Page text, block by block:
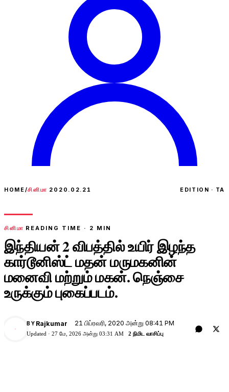
HOME/சினிமா 2020.02.21 EDITION · TA
சினிமா READING TIME · 2 MIN
இந்தியன் 2 விபத்தில் உயிர் இழந்த
கார்டூனிஸ்ட் மதன் மருமகனின்
மனைவி மற்றும் மகன். நெஞ்சை
உருக்கும் புகைப்படம்.
BY Rajkumar 21 பிப்ரவரி, 2020 அன்று 08:41 PM
Updated · 27 மே, 2026 அன்று 03:31 AM 2 நிமிட வாசிப்பு